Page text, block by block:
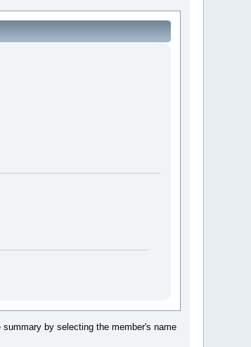
by selecting the member's name